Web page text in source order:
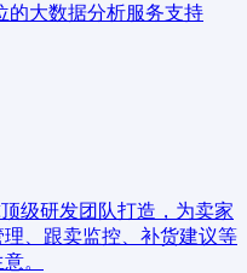
的大数据分析服务支持
级研发团队打造，为卖家
、跟卖监控、补货建议等
。